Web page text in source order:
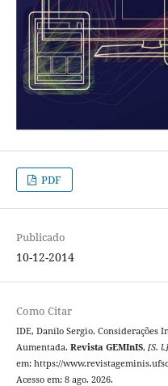
PDF
Publicado
10-12-2014
Como Citar
IDE, Danilo Sergio. Considerações
Aumentada. Revista GEMInIS, [S. l.]
em: https://
Acesso em: 8 ago. 2026.